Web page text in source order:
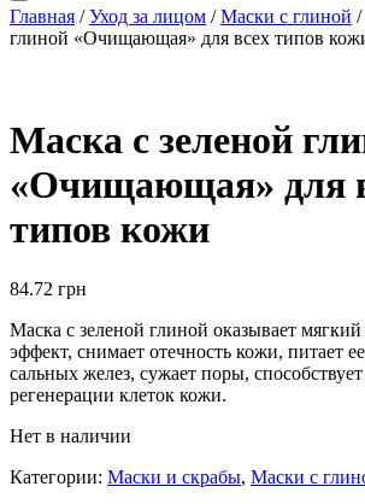
Главная /Уход за лицом /Маски с глиной /
глиной «Очищающая» для всех типов
Маска с зеленой
«Очищающая» для
типов кожи
84.72 грн
Маска с зеленой глиной оказывает
эффект, снимает отечность кожи, питает
сальных желез, сужает поры,
регенерации клеток кожи.
Нет в наличии
Категории: Маски и скрабы, Маски с